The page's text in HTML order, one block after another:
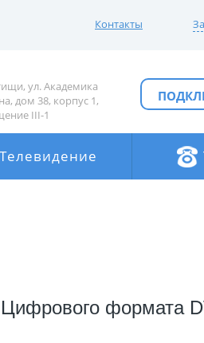
Контакты
ул. Академика
дом 38, корпус 1,
III-1
Телевидение
формата